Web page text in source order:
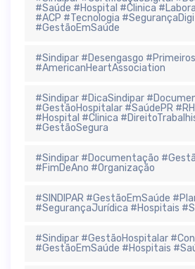
#Saúde #Hospital #Clinica
#ACP #Tecnologia
#GestãoEmSaúde
#Sindipar #Desengasgo
#AmericanHeartAssociation
#Sindipar #DicaSindipar
#GestãoHospitalar #SaúdePR
#Hospital #Clinica
#GestãoSegura
#Sindipar #Documentação
#FimDeAno #Organização
#SINDIPAR #GestãoEmSaúde
#SegurançaJurídica #Hospitais
#Sindipar #GestãoHospitalar
#GestãoEmSaúde #Hospitais